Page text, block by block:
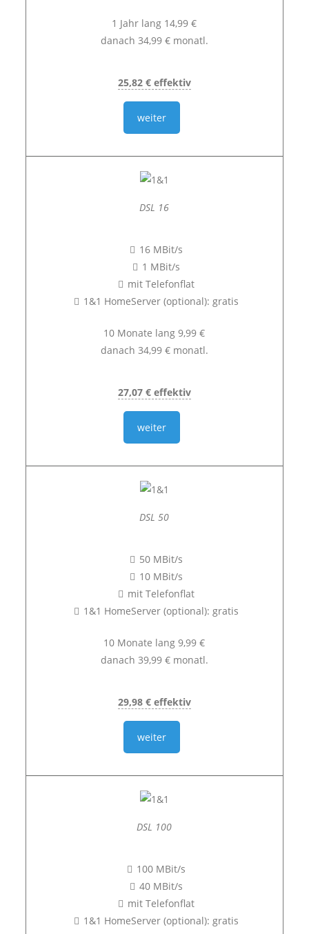
1 Jahr lang 14,99 €
danach 34,99 € monatl.
25,82 € effektiv
weiter
DSL 16
16 MBit/s
1 MBit/s
mit Telefonflat
1&1 HomeServer (optional): gratis
10 Monate lang 9,99 €
danach 34,99 € monatl.
27,07 € effektiv
weiter
DSL 50
50 MBit/s
10 MBit/s
mit Telefonflat
1&1 HomeServer (optional): gratis
10 Monate lang 9,99 €
danach 39,99 € monatl.
29,98 € effektiv
weiter
DSL 100
100 MBit/s
40 MBit/s
mit Telefonflat
1&1 HomeServer (optional): gratis